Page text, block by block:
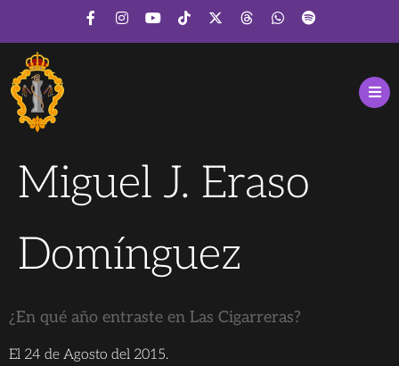
Miguel J. Eraso
Domínguez
¿En qué año entraste en Las Cigarreras?
El 24 de Agosto del 2015.